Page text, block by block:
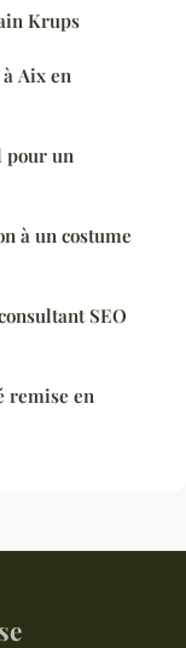
Krups
Aix en
pour un
à un costume
SEO
remise en